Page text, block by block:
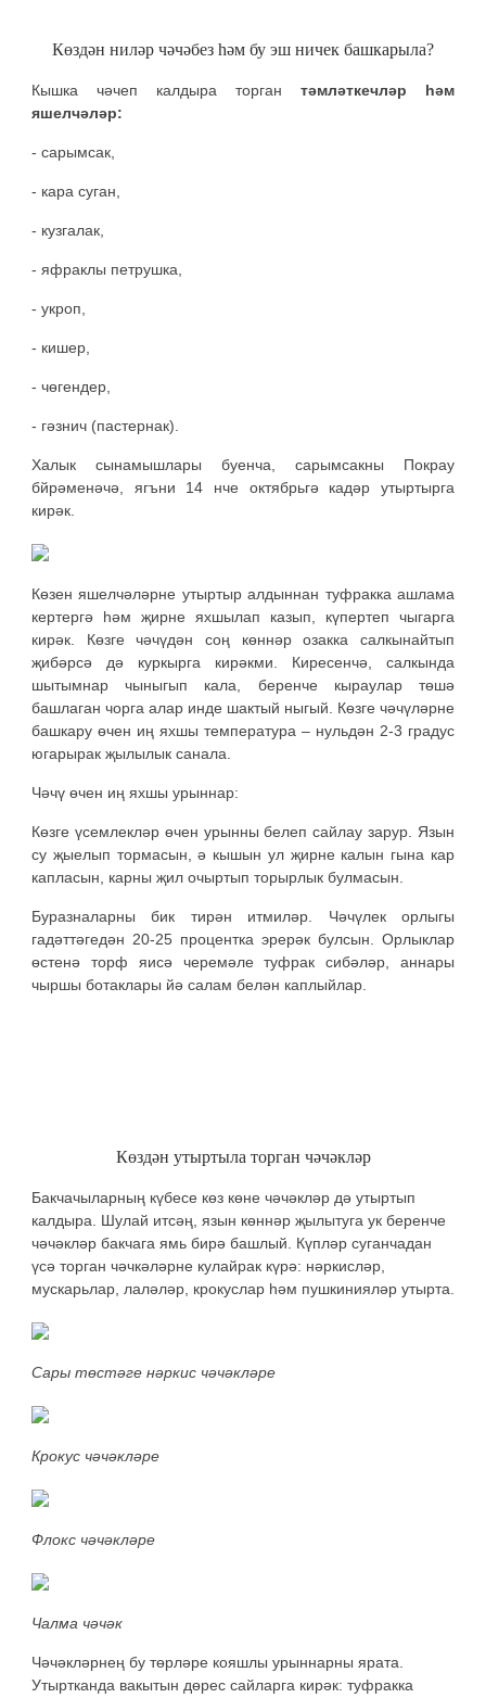
Көздән ниләр чәчәбез һәм бу эш ничек башкарыла?
Кышка чәчеп калдыра торган тәмләткечләр һәм
яшелчәләр:
- сарымсак,
- кара суган,
- кузгалак,
- яфраклы петрушка,
- укроп,
- кишер,
- чөгендер,
- гәзнич (пастернак).
Халык сынамышлары буенча, сарымсакны Покрау
бйрәменәчә, ягъни 14 нче октябрьгә кадәр утыртырга
кирәк.
Көзен яшелчәләрне утыртыр алдыннан туфракка ашлама
кертергә һәм җирне яхшылап казып, күпертеп чыгарга
кирәк. Көзге чәчүдән соң көннәр озакка салкынайтып
җибәрсә дә куркырга кирәкми. Киресенчә, салкында
шытымнар чыныгып кала, беренче кыраулар төшә
башлаган чорга алар инде шактый ныгый. Көзге чәчүләрне
башкару өчен иң яхшы температура – нульдән 2-3 градус
югарырак җылылык санала.
Чәчү өчен иң яхшы урыннар:
Көзге үсемлекләр өчен урынны белеп сайлау зарур. Язын
су җыелып тормасын, ә кышын ул җирне калын гына кар
капласын, карны җил очыртып торырлык булмасын.
Буразналарны бик тирән итмиләр. Чәчүлек орлыгы
гадәттәгедән 20-25 процентка эрерәк булсын. Орлыклар
өстенә торф яисә черемәле туфрак сибәләр, аннары
чыршы ботаклары йә салам белән каплыйлар.
Көздән утыртыла торган чәчәкләр
Бакчачыларның күбесе көз көне чәчәкләр дә утыртып
калдыра. Шулай итсәң, язын көннәр җылытуга ук беренче
чәчәкләр бакчага ямь бирә башлый. Күпләр суганчадан
үсә торган чәчкәләрне кулайрак күрә: нәркисләр,
мускарьлар, лаләләр, крокуслар һәм пушкинияләр утырта.
Сары төстәге нәркис чәчәкләре
Крокус чәчәкләре
Флокс чәчәкләре
Чалма чәчәк
Чәчәкләрнең бу төрләре кояшлы урыннарны ярата.
Утыртканда вакытын дөрес сайларга кирәк: туфракка